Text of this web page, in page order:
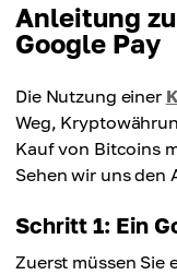
Anleitung
Google Pay
Die Nutzung einer
Weg,
Kauf von Bitcoins
Sehen wir uns den
Schritt 1: Ein
Zuerst müssen Sie